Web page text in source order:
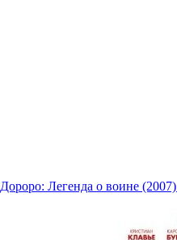
Дороро: Легенда о воине (2007)